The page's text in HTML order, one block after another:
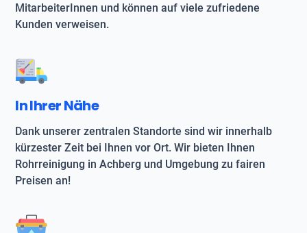
MitarbeiterInnen und können auf viele zufriedene
Kunden verweisen.
In Ihrer Nähe
Dank unserer zentralen Standorte sind wir innerhalb
kürzester Zeit bei Ihnen vor Ort. Wir bieten Ihnen
Rohrreinigung in Achberg und Umgebung zu fairen
Preisen an!